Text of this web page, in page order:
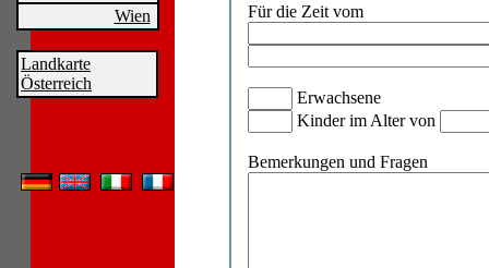
Wien
Landkarte
Österreich
Für die Zeit vom
Erwachsene
Kinder im Alter von
Bemerkungen und Fragen